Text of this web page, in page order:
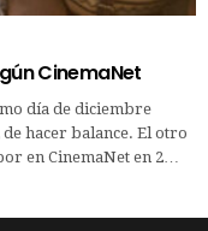
CinemaNet
día de diciembre
hacer balance. El otro
en CinemaNet en 2…